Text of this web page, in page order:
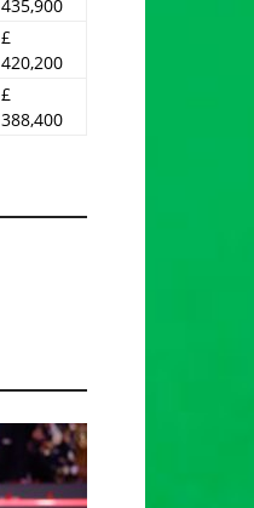
435,900
£
420,200
£
388,400